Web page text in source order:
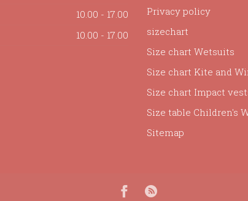
10.00 - 17.00
10.00 - 17.00
Privacy policy
sizechart
Size chart Wetsuits
Size chart Kite and
Size chart Impact
Size table Children's
Sitemap